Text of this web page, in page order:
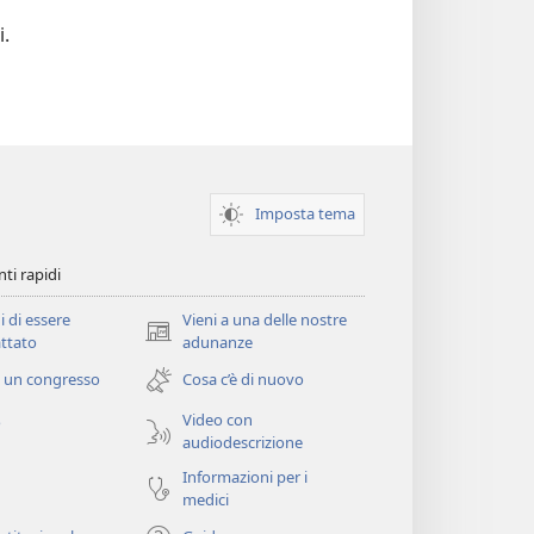
Imposta tema
rapidi
di essere
Vieni a una delle nostre
adunanze
(apre
una
nuova
finestra)
un congresso
Cosa c’è di nuovo
Video con
audiodescrizione
Informazioni per i
medici